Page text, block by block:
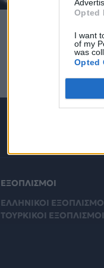
Opted
I want
of my
was
Opted
ΕΞΟΠΛΙΣΜΟΙ
ΕΛΛΗΝΙΚΟΙ
ΤΟΥΡΚΙΚΟΙ ΕΞΟΠΛΙΣΜΟΙ